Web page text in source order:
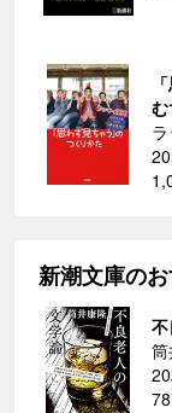
新潮文庫の
不